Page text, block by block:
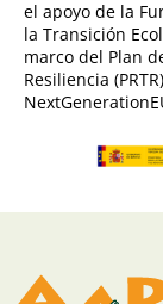
el apoyo de la
la Transición
marco del Plan
Resiliencia